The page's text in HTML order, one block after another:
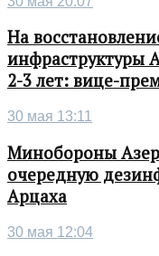
На
инфраструктуры
2-3 лет: вице-
30 мая 13:11
Минобороны
очередную
Арцаха
30 мая 12:04